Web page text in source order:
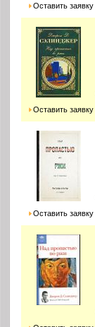
Оставить заявку
Оставить заявку
Оставить заявку